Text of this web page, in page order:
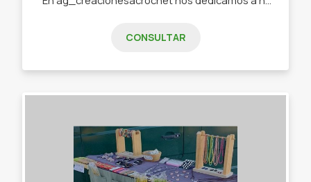
CONSULTAR